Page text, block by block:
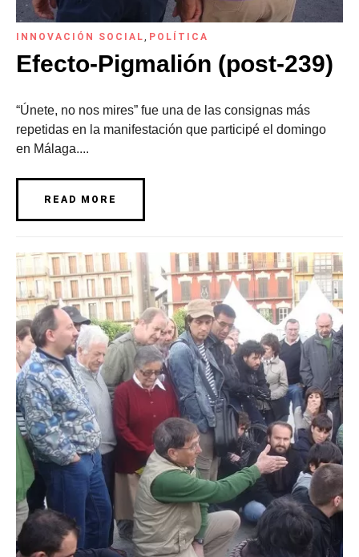
INNOVACIÓN SOCIAL POLÍTICA
Efecto-Pigmalión (post-239)
“Únete, no nos mires” fue una de las consignas más
repetidas en la manifestación que participé el domingo
en Málaga....
READ MORE